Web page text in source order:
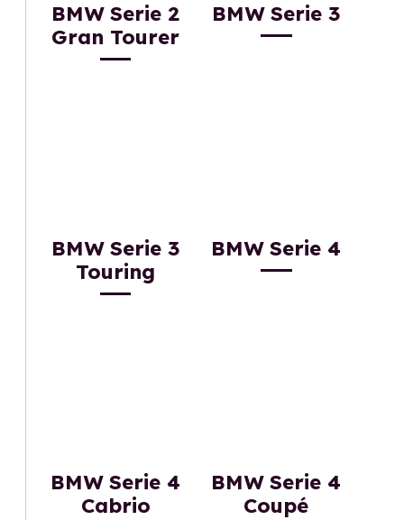
BMW Serie 2
Gran Tourer
BMW Serie 3
BMW Serie 3
Touring
BMW Serie 4
BMW Serie 4
Cabrio
BMW Serie 4
Coupé